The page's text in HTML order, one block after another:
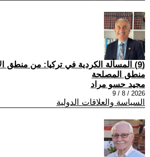
(9) المسألة الكردية في تركيا: من منطق
منطق المصلحة
مجيد حسو مراد
2026 / 8 / 9
السياسة والعلاقات الدولية